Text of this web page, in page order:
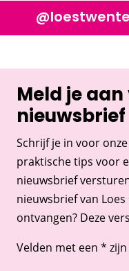
@loestwente
Meld je aan
nieuwsbrief
Schrijf je in voor
praktische tips voor
nieuwsbrief
nieuwsbrief van
ontvangen? Deze
Velden met een *